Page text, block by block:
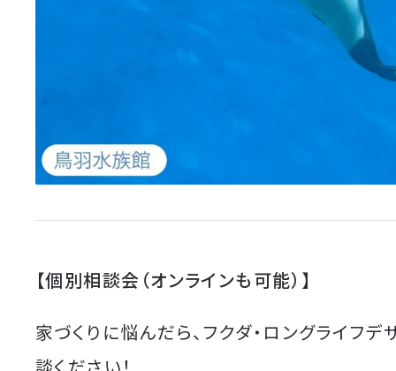
【個別相談会（オンラインも可能）】
家づくりに悩んだら、フクダ・ロングライフ